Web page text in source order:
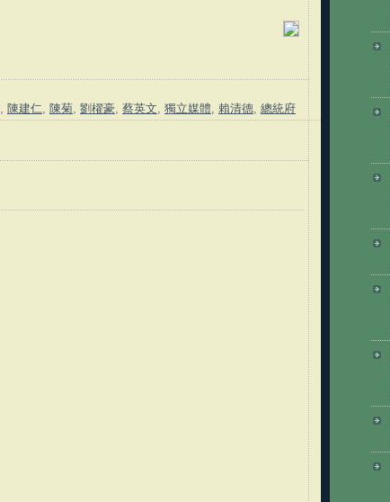
陳建仁 陳菊 劉櫂豪 蔡英文 獨立媒體 賴清德 總統府